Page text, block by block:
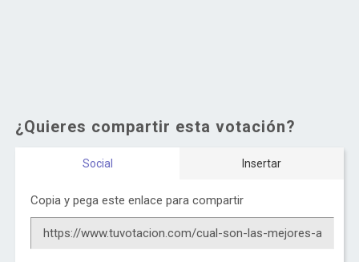
¿Quieres compartir esta votación?
Social Insertar
Copia y pega este enlace para compartir